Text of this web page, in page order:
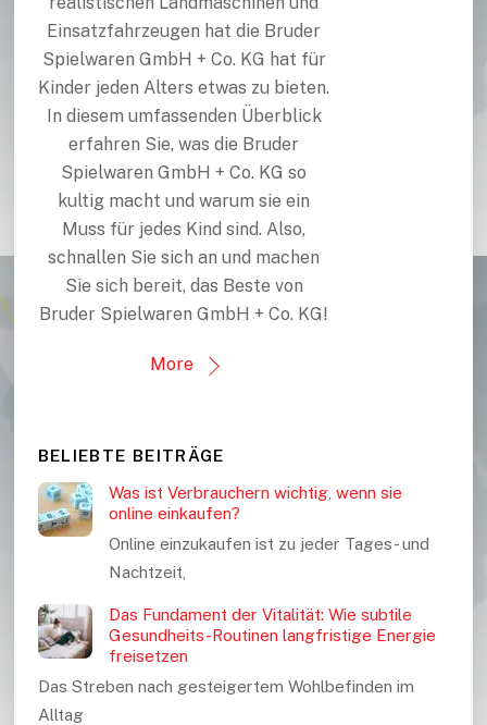
Einsatzfahrzeugen hat die Bruder
Spielwaren GmbH + Co. KG hat für
Kinder jeden Alters etwas zu bieten.
In diesem umfassenden Überblick
erfahren Sie, was die Bruder
Spielwaren GmbH + Co. KG so
kultig macht und warum sie ein
Muss für jedes Kind sind. Also,
schnallen Sie sich an und machen
Sie sich bereit, das Beste von
Bruder Spielwaren GmbH + Co. KG!
More
BELIEBTE BEITRÄGE
Was ist Verbrauchern wichtig, wenn sie
online einkaufen?
Online einzukaufen ist zu jeder Tages- und
Nachtzeit,
Das Fundament der Vitalität: Wie subtile
Gesundheits-Routinen langfristige Energie
freisetzen
Das Streben nach gesteigertem Wohlbefinden im
Alltag